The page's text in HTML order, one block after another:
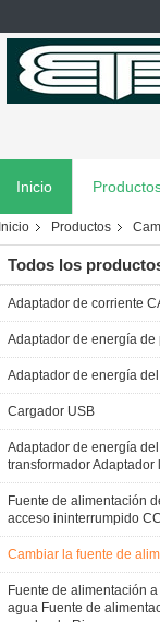
Inicio
Inicio Productos
Todos los
Adaptador de corriente
Adaptador de energía de
Adaptador de energía
Cargador USB
Adaptador de energía del
transformador Adaptador
Fuente de alimentación
acceso ininterrumpido
Cambiar la fuente de
Fuente de alimentación
agua Fuente de